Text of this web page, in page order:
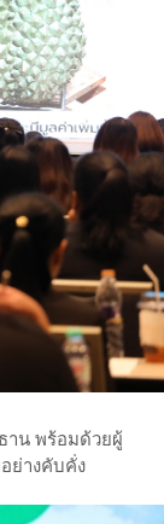
าน พร้อมด้วยผู้
ย่างคับคั่ง